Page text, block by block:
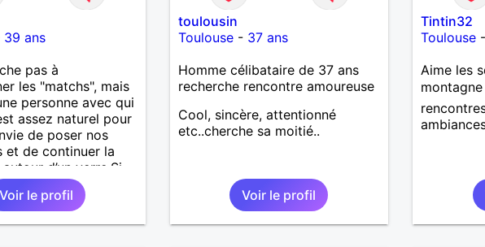
39 ans
pas à
les "matchs", mais
personne avec qui
assez naturel pour
de poser nos
et de continuer la
d’un verre. ​Si
la franchise et que
les souvenirs aux
on devrait bien
Voir le profil
toulousin
Toulouse- 37 ans
Homme célibataire de 37 ans
recherche rencontre amoureuse
Cool, sincère, attentionné
etc..cherche sa moitié..
Voir le profil
Tintin32
Toulouse -
Aime les